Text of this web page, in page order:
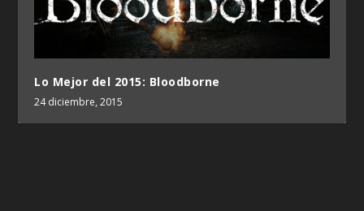
Lo Mejor del 2015: Bloodborne
24 diciembre, 2015